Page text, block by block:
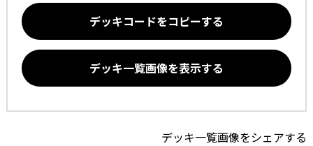
デッキコードをコピーする
デッキ一覧画像を表示する
デッキ一覧画像をシェアする